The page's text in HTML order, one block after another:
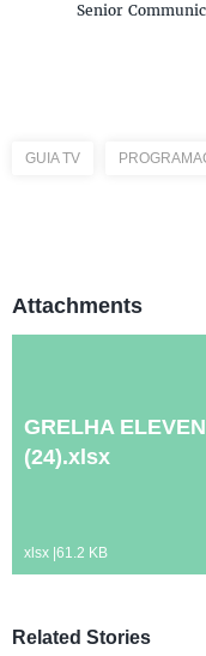
Senior
GUIA TV
Attachments
GRELHA
(24).xlsx
xlsx 61.2 KB
Related Stories